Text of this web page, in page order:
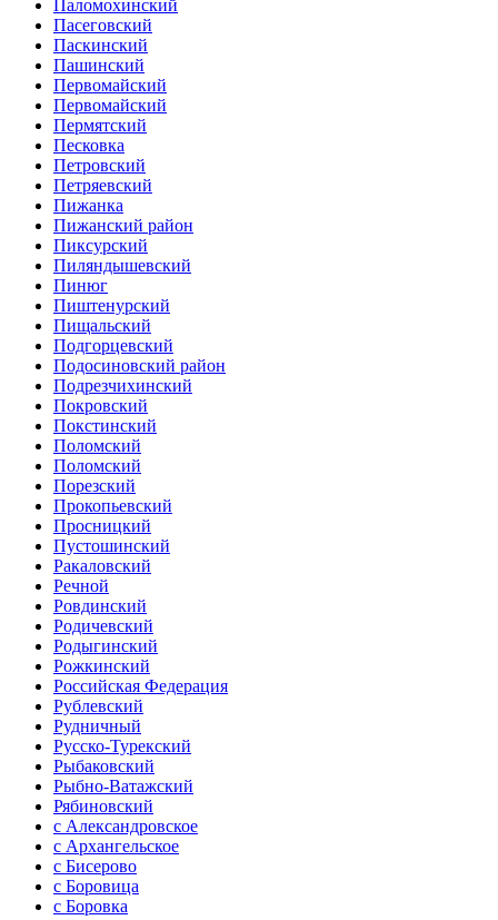
Паломохинский
Пасеговский
Паскинский
Пашинский
Первомайский
Первомайский
Пермятский
Песковка
Петровский
Петряевский
Пижанка
Пижанский район
Пиксурский
Пиляндышевский
Пинюг
Пиштенурский
Пищальский
Подгорцевский
Подосиновский район
Подрезчихинский
Покровский
Покстинский
Поломский
Поломский
Порезский
Прокопьевский
Просницкий
Пустошинский
Ракаловский
Речной
Ровдинский
Родичевский
Родыгинский
Рожкинский
Российская Федерация
Рублевский
Рудничный
Русско-Турекский
Рыбаковский
Рыбно-Ватажский
Рябиновский
с Александровское
с Архангельское
с Бисерово
с Боровица
с Боровка